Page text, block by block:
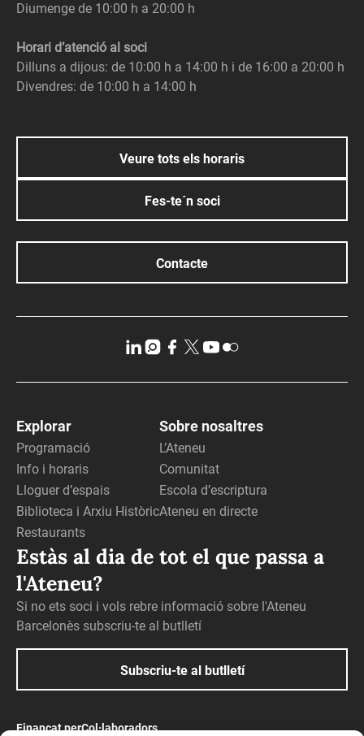
Diumenge de 10:00 h a 20:00 h
Horari d’atenció al soci
Dilluns a dijous: de 10:00 h a 14:00 h i de 16:00 a 20:00 h
Divendres: de 10:00 h a 14:00 h
Veure tots els horaris
Fes-te´n soci
Contacte
Explorar
Programació
Info i horaris
Lloguer d’espais
Biblioteca i Arxiu Històric
Restaurants
Sobre nosaltres
L’Ateneu
Comunitat
Escola d’escriptura
Ateneu en directe
Estàs al dia de tot el que passa a
l'Ateneu?
Si no ets soci i vols rebre informació sobre l'Ateneu
Barcelonès subscriu-te al butlletí
Subscriu-te al butlletí
Finançat perCol·laboradors